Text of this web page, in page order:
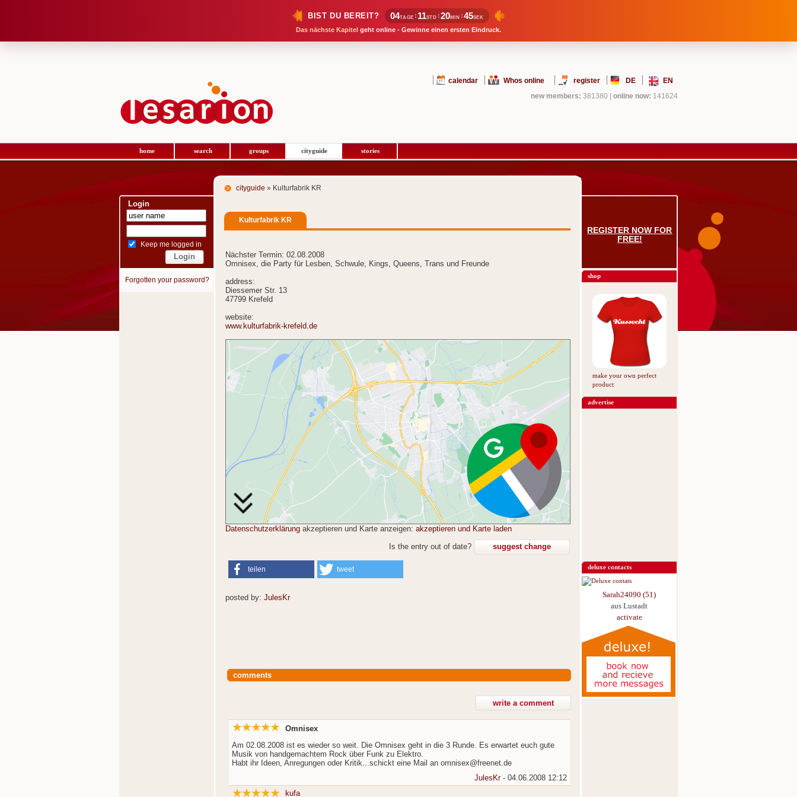
BIST DU BEREIT? 04TAGE : 11STD :20MIN :44SEK
Das nächste Kapitel geht online - Gewinne einen ersten Eindruck.
calendar Whos online register DE
EN
new members: 381380 online now: 141624
home search groups cityguide stories
Login
Keep me logged in
Forgotten your password?
cityguide » Kulturfabrik KR
Kulturfabrik KR
Nächster Termin: 02.08.2008
Omnisex, die Party für Lesben, Schwule, Kings, Queens, Trans und Freunde
address:
Diessemer Str. 13
47799 Krefeld
website:
www.kulturfabrik-krefeld.de
Datenschutzerklärung akzeptieren und Karte anzeigen: akzeptieren und Karte laden
Is the entry out of date?
suggest change
teilen tweet
posted by: JulesKr
comments
Omnisex
Am 02.08.2008 ist es wieder so weit. Die Omnisex geht in die 3 Runde. Es erwartet euch gute
Musik von handgemachtem Rock über Funk zu Elektro.
Habt ihr Ideen, Anregungen oder Kritik...schickt eine Mail an omnisex@freenet.de
JulesKr- 04.06.2008 12:12
kufa
REGISTER NOW FOR
FREE!
shop
make your own perfect
product
advertise
deluxe contacts
Sarah24090 (51)
aus Lustadt
activate